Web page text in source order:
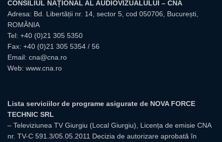
CONSILIUL NAȚIONAL AL AUDIOVIZUALULUI – CNA
Adresa: Bd. Libertății nr. 14, sector 5, cod 050706, București,
ROMÂNIA
Tel: +40 (0)21 305 5350
Fax: +40 (0)21 305 5354 / 56
Email: cna@cna.ro
Web: www.cna.ro
Lista serviciilor de programe asigurate de NOVA FORCE
TECHNIC SRL
– Televiziunea TV Giurgiu (Local Giurgiu), Licența de emisie CNA
nr. TV-C 591.3/05.05.2011 Decizia de autorizare aprobată în